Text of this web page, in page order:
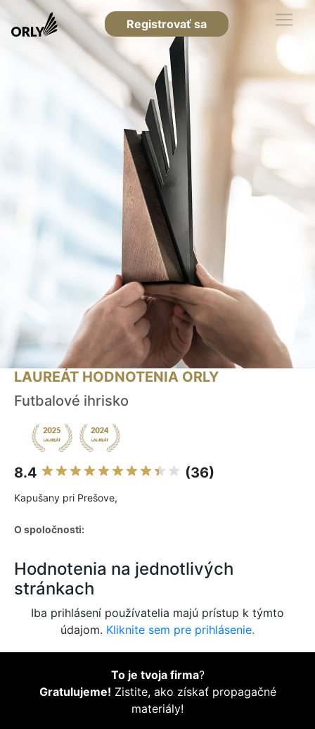
Registrovať sa
LAUREÁT HODNOTENIA ORLY
Futbalové ihrisko
8.4 (36)
Kapušany pri Prešove,
O spoločnosti:
Hodnotenia na jednotlivých
stránkach
Iba prihlásení používatelia majú prístup k týmto
údajom. Kliknite sem pre prihlásenie.
To je tvoja firma?
Gratulujeme! Zistite, ako získať propagačné
materiály!